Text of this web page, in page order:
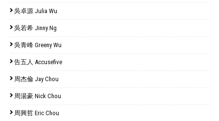
吳卓源 Julia Wu
吳若希 Jinny Ng
吳青峰 Greeny Wu
告五人 Accusefive
周杰倫 Jay Chou
周湯豪 Nick Chou
周興哲 Eric Chou